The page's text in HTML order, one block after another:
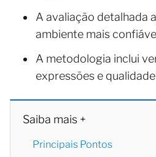
A avaliação detalhada
ambiente mais
A metodologia inclui
expressões e
Saiba mais +
Principais Pontos